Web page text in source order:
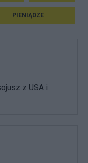
PIENIĄDZE
z USA i